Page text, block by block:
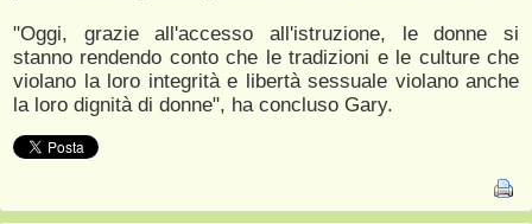
"Oggi, grazie all'accesso all'istruzione, le donne si
stanno rendendo conto che le tradizioni e le culture che
violano la loro integrità e libertà sessuale violano anche
la loro dignità di donne", ha concluso Gary.